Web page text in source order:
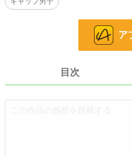
男へと作り変える『幼馴染改造プロデ
に、私以外の素敵な花嫁を見つけて
「クラウディア、約束だよ。優勝した
騎士交流試合で覚醒した幼馴染が、国
は！？ 天然プロデューサー令嬢と、
ア
目次